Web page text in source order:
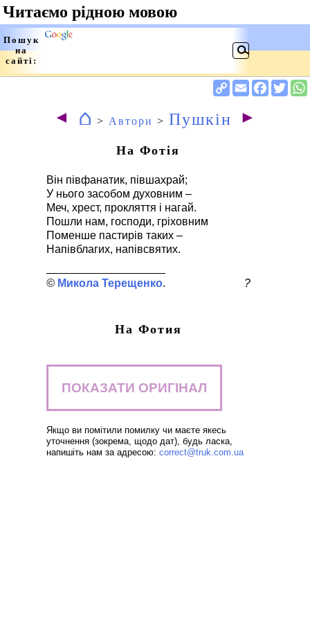
◄ ⌂ > Автори > Пушкін ►
На Фотія
Він півфанатик, півшахрай;
У нього засобом духовним –
Меч, хрест, прокляття і нагай.
Пошли нам, господи, гріховним
Поменше пастирів таких –
Напівблагих, напівсвятих.
Микола Терещенко ?
На Фотия
ПОКАЗАТИ ОРИГІНАЛ
Якщо ви помітили помилку чи маєте якесь
уточнення (зокрема, щодо дат), будь ласка,
напишіть нам за адресою: correct@truk.com.ua